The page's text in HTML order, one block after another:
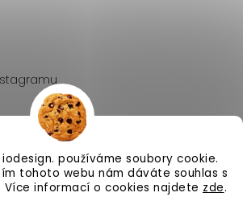
používáme soubory cookie.
tohoto webu nám dáváte souhlas s
Více informací o cookies najdete zde.